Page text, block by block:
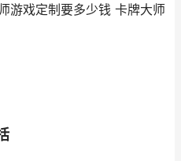
游戏定制要多少钱 卡牌大师